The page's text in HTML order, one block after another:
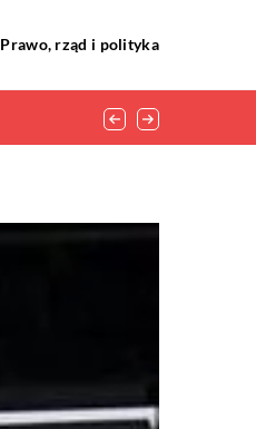
Prawo, rząd i polityka